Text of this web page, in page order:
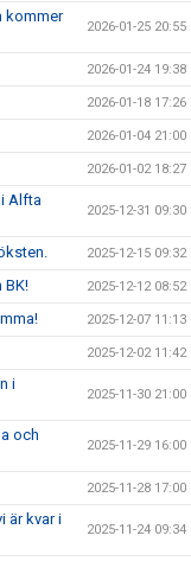
kommer
2026-01-25 20:55
2026-01-24 19:38
2026-01-18 17:26
2026-01-04 21:00
2026-01-02 18:27
Alfta
2025-12-31 09:30
2025-12-15 09:32
BK! 2025-12-12 08:52
2025-12-07 11:13
2025-12-02 11:42
i
2025-11-30 21:00
och
2025-11-29 16:00
2025-11-28 17:00
är kvar i
2025-11-24 09:34